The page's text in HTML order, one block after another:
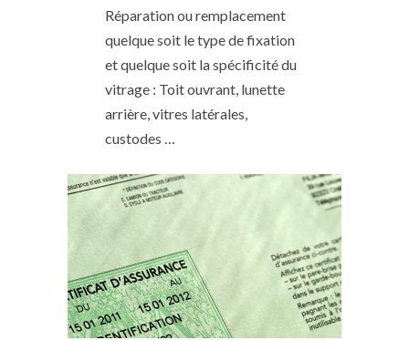
Réparation ou remplacement
quelque soit le type de fixation
et quelque soit la spécificité du
vitrage : Toit ouvrant, lunette
arrière, vitres latérales,
custodes …